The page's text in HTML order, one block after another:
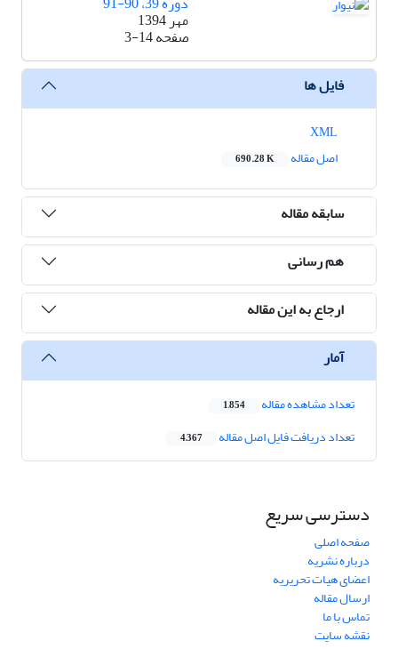
مهر 1394
صفحه3-14
فایل ها
اصل مقاله
690.28 K
سابقه مقاله
هم رسانی
ارجاع به این مقاله
آمار
تعداد مشاهده مقاله 1,854
تعداد دریافت فایل اصل مقاله 4,367
دسترسی سریع
صفحه اصلی
درباره نشریه
اعضای هیات تحریریه
ارسال مقاله
تماس با ما
نقشه سایت